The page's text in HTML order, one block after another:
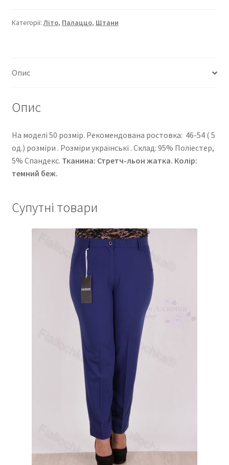
кількість
Категорії:Літо, Палаццо, Штани
Опис
Опис
На моделі 50 розмір. Рекомендована ростовка: 46-54 ( 5
од.) розміри . Розміри українські . Cклад: 95% Поліестер,
5% Спандекс. Тканина: Стретч-льон жатка. Колір:
темний беж.
Супутні товари